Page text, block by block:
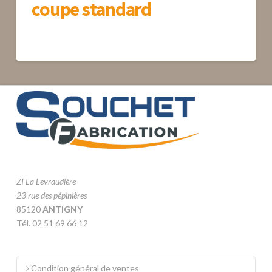
coupe standard
ZI La Levraudière
23 rue des pépinières
85120ANTIGNY
Tél. 02 51 69 66 12
Condition général de ventes